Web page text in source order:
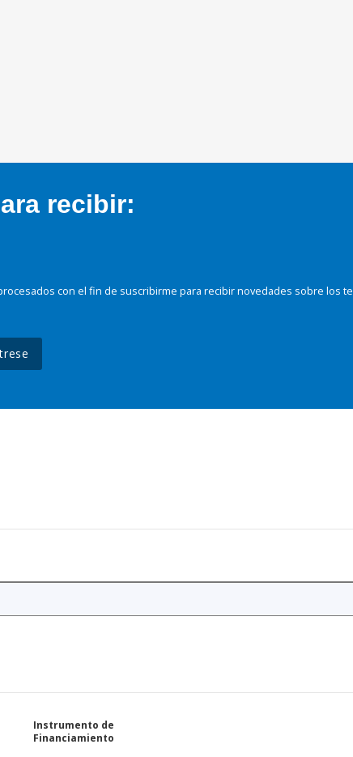
recibir:
con el fin de suscribirme para recibir novedades sobre los
Instrumento de
Financiamiento